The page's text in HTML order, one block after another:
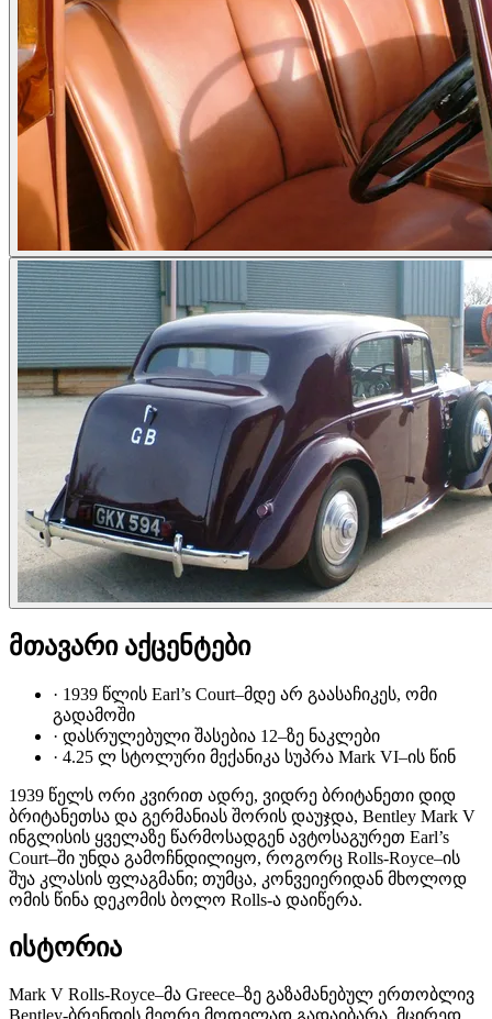
მთავარი აქცენტები
· 1939 წლის Earl’s Court–მდე არ გაასაჩიკეს, ომი
გადამოში
· დასრულებული შასებია 12­–ზე ნაკლები
· 4.25 ლ სტოლური მექანიკა სუპრა Mark VI–ის წინ
1939 წელს ორი კვირით ადრე, ვიდრე ბრიტანეთი დიდ
ბრიტანეთსა და გერმანიას შორის დაუჯდა, Bentley Mark V
ინგლისის ყველაზე წარმოსადგენ ავტოსაგურეთ Earl’s
Court–ში უნდა გამოჩნდილიყო, როგორც Rolls-Royce–ის
შუა კლასის ფლაგმანი; თუმცა, კონვეიერიდან მხოლოდ
ომის წინა დეკომის ბოლო Rolls-ა დაიწერა.
ისტორია
Mark V Rolls-Royce–მა Greece–ზე გაზამანებულ ერთობლივ